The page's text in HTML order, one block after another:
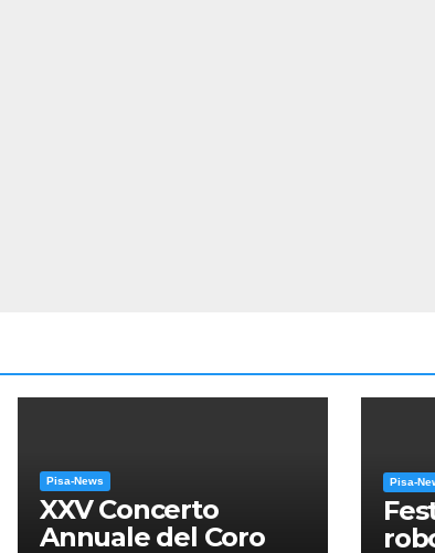
Pisa-News
XXV Concerto
Annuale del Coro
Pisa-